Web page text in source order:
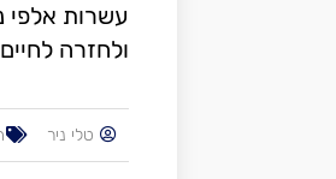
ולחזרה לחיים
טלי ניר